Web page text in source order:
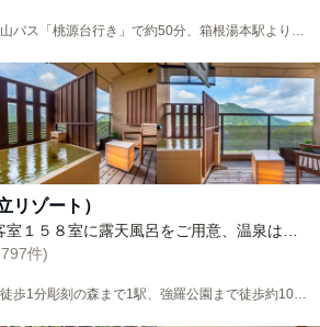
バス「桃源台行き」で約50分、箱根湯本駅より約
ゾート）
１５８室に露天風呂をご用意、温泉は源
宿。件)
歩1分彫刻の森まで1駅、強羅公園まで徒歩約10分